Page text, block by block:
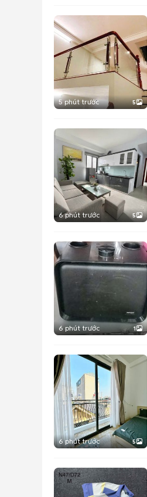
5 phút trước 5
6 phút trước 5
6 phút trước 1
6 phút trước 5